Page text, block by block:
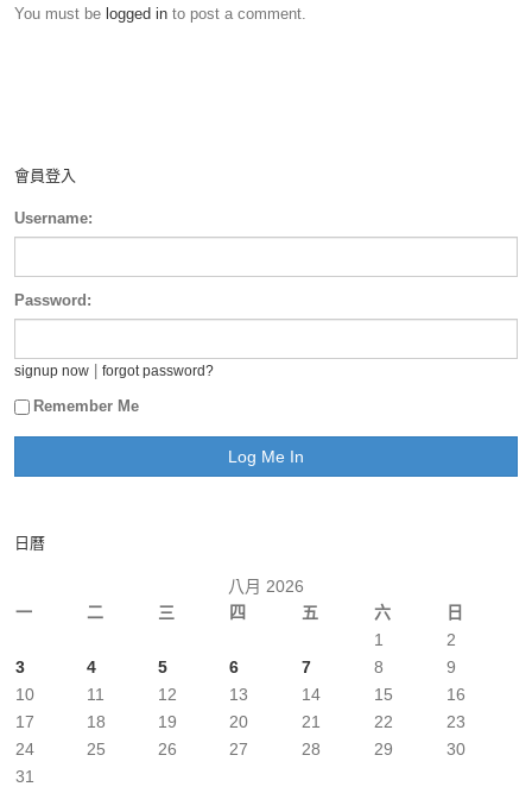
You must be logged in to post a comment.
會員登入
Username:
Password:
signup now forgot password?
Remember Me
日曆
八月 2026
一
二 三 四 五 六 日
1
2
3
4 5 6 7 8
9
10
11 12 13 14 15
16
17
18 19 20 21 22
23
24
25 26 27 28 29
30
31